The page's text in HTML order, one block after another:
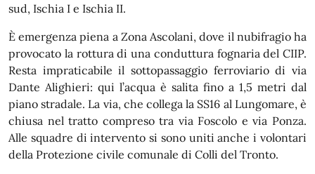
sud, Ischia I e Ischia II.
È emergenza piena a Zona Ascolani, dove il nubifragio ha
provocato la rottura di una conduttura fognaria del CIIP.
Resta impraticabile il sottopassaggio ferroviario di via
Dante Alighieri: qui l’acqua è salita fino a 1,5 metri dal
piano stradale. La via, che collega la SS16 al Lungomare, è
chiusa nel tratto compreso tra via Foscolo e via Ponza.
Alle squadre di intervento si sono uniti anche i volontari
della Protezione civile comunale di Colli del Tronto.